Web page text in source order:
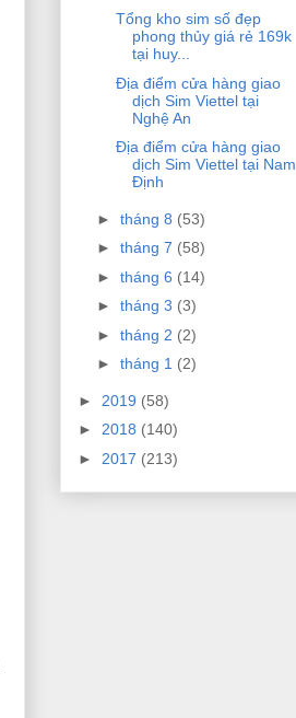
Tổng kho sim số đẹp
phong thủy giá rẻ 169k
tại huy...
Địa điểm cửa hàng giao
dịch Sim Viettel tại
Nghệ An
Địa điểm cửa hàng giao
dịch Sim Viettel tại Nam
Định
► tháng 8 (53)
► tháng 7 (58)
► tháng 6 (14)
► tháng 3 (3)
► tháng 2 (2)
► tháng 1 (2)
► 2019 (58)
► 2018 (140)
► 2017 (213)